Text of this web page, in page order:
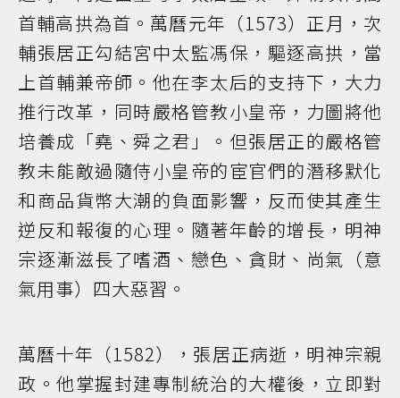
首輔高拱為首。萬曆元年（1573）正月，次
輔張居正勾結宮中太監馮保，驅逐高拱，當
上首輔兼帝師。他在李太后的支持下，大力
推行改革，同時嚴格管教小皇帝，力圖將他
培養成「堯、舜之君」。但張居正的嚴格管
教未能敵過隨侍小皇帝的宦官們的潛移默化
和商品貨幣大潮的負面影響，反而使其產生
逆反和報復的心理。隨著年齡的增長，明神
宗逐漸滋長了嗜酒、戀色、貪財、尚氣（意
氣用事）四大惡習。
萬曆十年（1582），張居正病逝，明神宗親
政。他掌握封建專制統治的大權後，立即對